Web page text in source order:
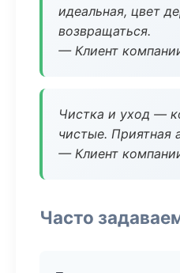
идеальная, цвет
возвращаться.
— Клиент
Чистка и уход —
чистые. Приятная
— Клиент
Часто